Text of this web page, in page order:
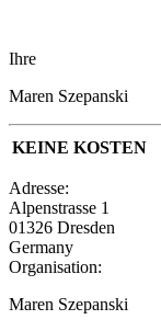
Ihre
Maren Szepanski
KEINE KOSTEN
Adresse:
Alpenstrasse 1
01326 Dresden
Germany
Organisation:
Maren Szepanski